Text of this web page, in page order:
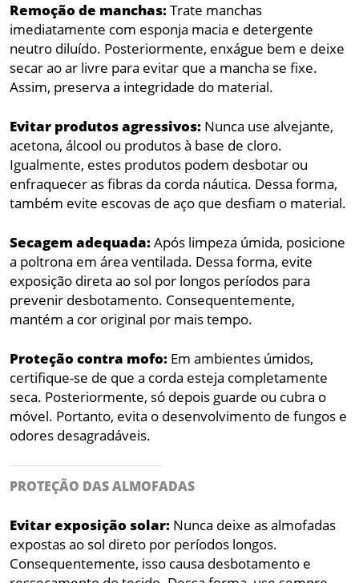
Remoção de manchas:Trate manchas
imediatamente com esponja macia e detergente
neutro diluído. Posteriormente, enxágue bem e deixe
secar ao ar livre para evitar que a mancha se fixe.
Assim, preserva a integridade do material.
Evitar produtos agressivos: Nunca use alvejante,
acetona, álcool ou produtos à base de cloro.
Igualmente, estes produtos podem desbotar ou
enfraquecer as fibras da corda náutica. Dessa forma,
também evite escovas de aço que desfiam o material.
Secagem adequada:Após limpeza úmida, posicione
a poltrona em área ventilada. Dessa forma, evite
exposição direta ao sol por longos períodos para
prevenir desbotamento. Consequentemente,
mantém a cor original por mais tempo.
Proteção contra mofo: Em ambientes úmidos,
certifique-se de que a corda esteja completamente
seca. Posteriormente, só depois guarde ou cubra o
móvel. Portanto, evita o desenvolvimento de fungos e
odores desagradáveis.
PROTEÇÃO DAS ALMOFADAS
Evitar exposição solar: Nunca deixe as almofadas
expostas ao sol direto por períodos longos.
Consequentemente, isso causa desbotamento e